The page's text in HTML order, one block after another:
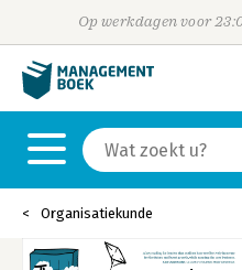
Op werkdagen voor
Organisatiekunde